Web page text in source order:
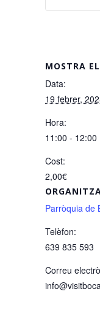
MOSTRA
Data:
19 febrer,
Hora:
11:00 - 12:00
Cost:
2,00€
Parròquia de
Telèfon:
639 835 593
Correu